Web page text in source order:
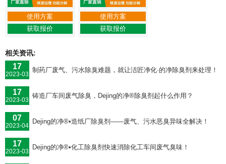
使用方案
获取报价
使用方案
获取报价
相关资讯:
17
2023-03
制药厂废气、污水除臭难题，就让洁匠净化·的净除臭剂来处理！
17
2023-03
铸造厂车间废气除臭，Dejing的净®除臭剂起什么作用？
07
2023-04
Dejing的净®•造纸厂除臭剂——废气、污水恶臭异味全解决！
17
2023-03
Dejing的净®•化工除臭剂快速消除化工车间废气臭味！